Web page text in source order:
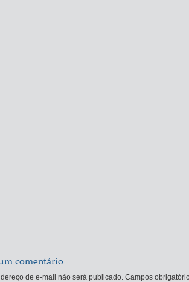
comentário
de e-mail não será publicado. Campos